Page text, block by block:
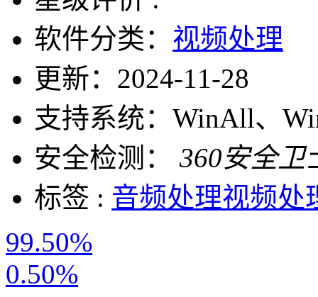
软件分类： 视频处理
更新： 2024-11-28
支持系统： WinAll、
安全检测：
360安全卫
标签 : 音频处理视频处
99.50%
0.50%